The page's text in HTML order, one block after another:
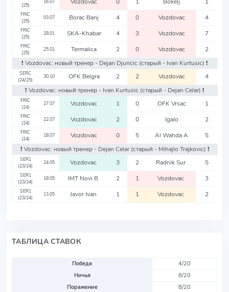
(25)
16.07 Vozdovac 0 1 Bokelj 1
FRIC
(25)
03.07 Borac Banj 4 0 Vozdovac 4
FRIC
(25)
28.01 SKA-Khabar 4 3 Vozdovac 7
FRIC
(25)
25.01 Termalica 2 0 Vozdovac
2
❗️ Vozdovac: новый тренер - Dejan Djuricic (старый - Ivan Kurtusic) ❗️
SERC
(24/25)
30.10 OFK Belgra 2 2 Vozdovac
4
❗️ Vozdovac: новый тренер - Ivan Kurtusic (старый - Dejan Celar) ❗️
FRIC
(24)
27.07 Vozdovac 1 0 OFK Vrsac 1
FRIC
(24)
22.07 Vozdovac 2 0 Igalo 2
FRIC
(24)
18.07 Vozdovac 0 5 Al Wahda A
5
❗️ Vozdovac: новый тренер - Dejan Celar(старый - Mihajlo Trajkovic) ❗️
SER1
(23/24)
24.05 Vozdovac 3 2 Radnik Sur 5
SER1
(23/24)
18.05 IMT Novi B 2 1 Vozdovac 3
SER1
(23/24)
13.05 Javor Ivan 1 1 Vozdovac 2
ТАБЛИЦА СТАВОК
Победа
4/20
Ничья
8/20
Поражение
8/20